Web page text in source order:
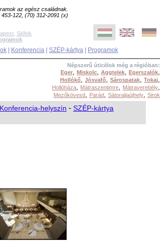
az egész családnak.
453-122, (70) 312-2091 (x)
Siófok
Konferencia SZÉP-kártya Programok
Népszerű úticélok még a régióban:
Eger, Miskolc, Aggtelek, Egerszalók,
Hollókő, Jósvafő, Sárospatak, Tokaj,
Hollóháza, Mátraszentimre, Mátraverebély,
Mezőkövesd, Parád, Sátoraljaújhely, Sirok
Konferencia-helyszín - SZÉP-kártya